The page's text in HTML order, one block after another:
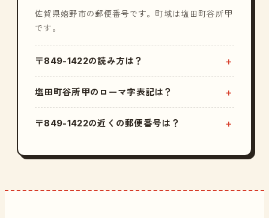
佐賀県嬉野市の郵便番号です。町域は塩田町谷所甲
です。
〒849-1422の読み方は？
塩田町谷所甲のローマ字表記は？
〒849-1422の近くの郵便番号は？